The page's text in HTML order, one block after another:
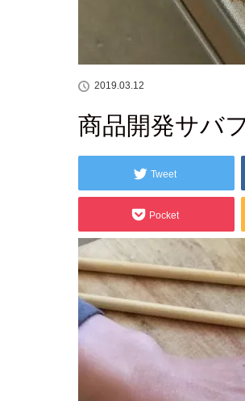
商品
2019.03.12
商品開発サバ
Tweet
Pocket